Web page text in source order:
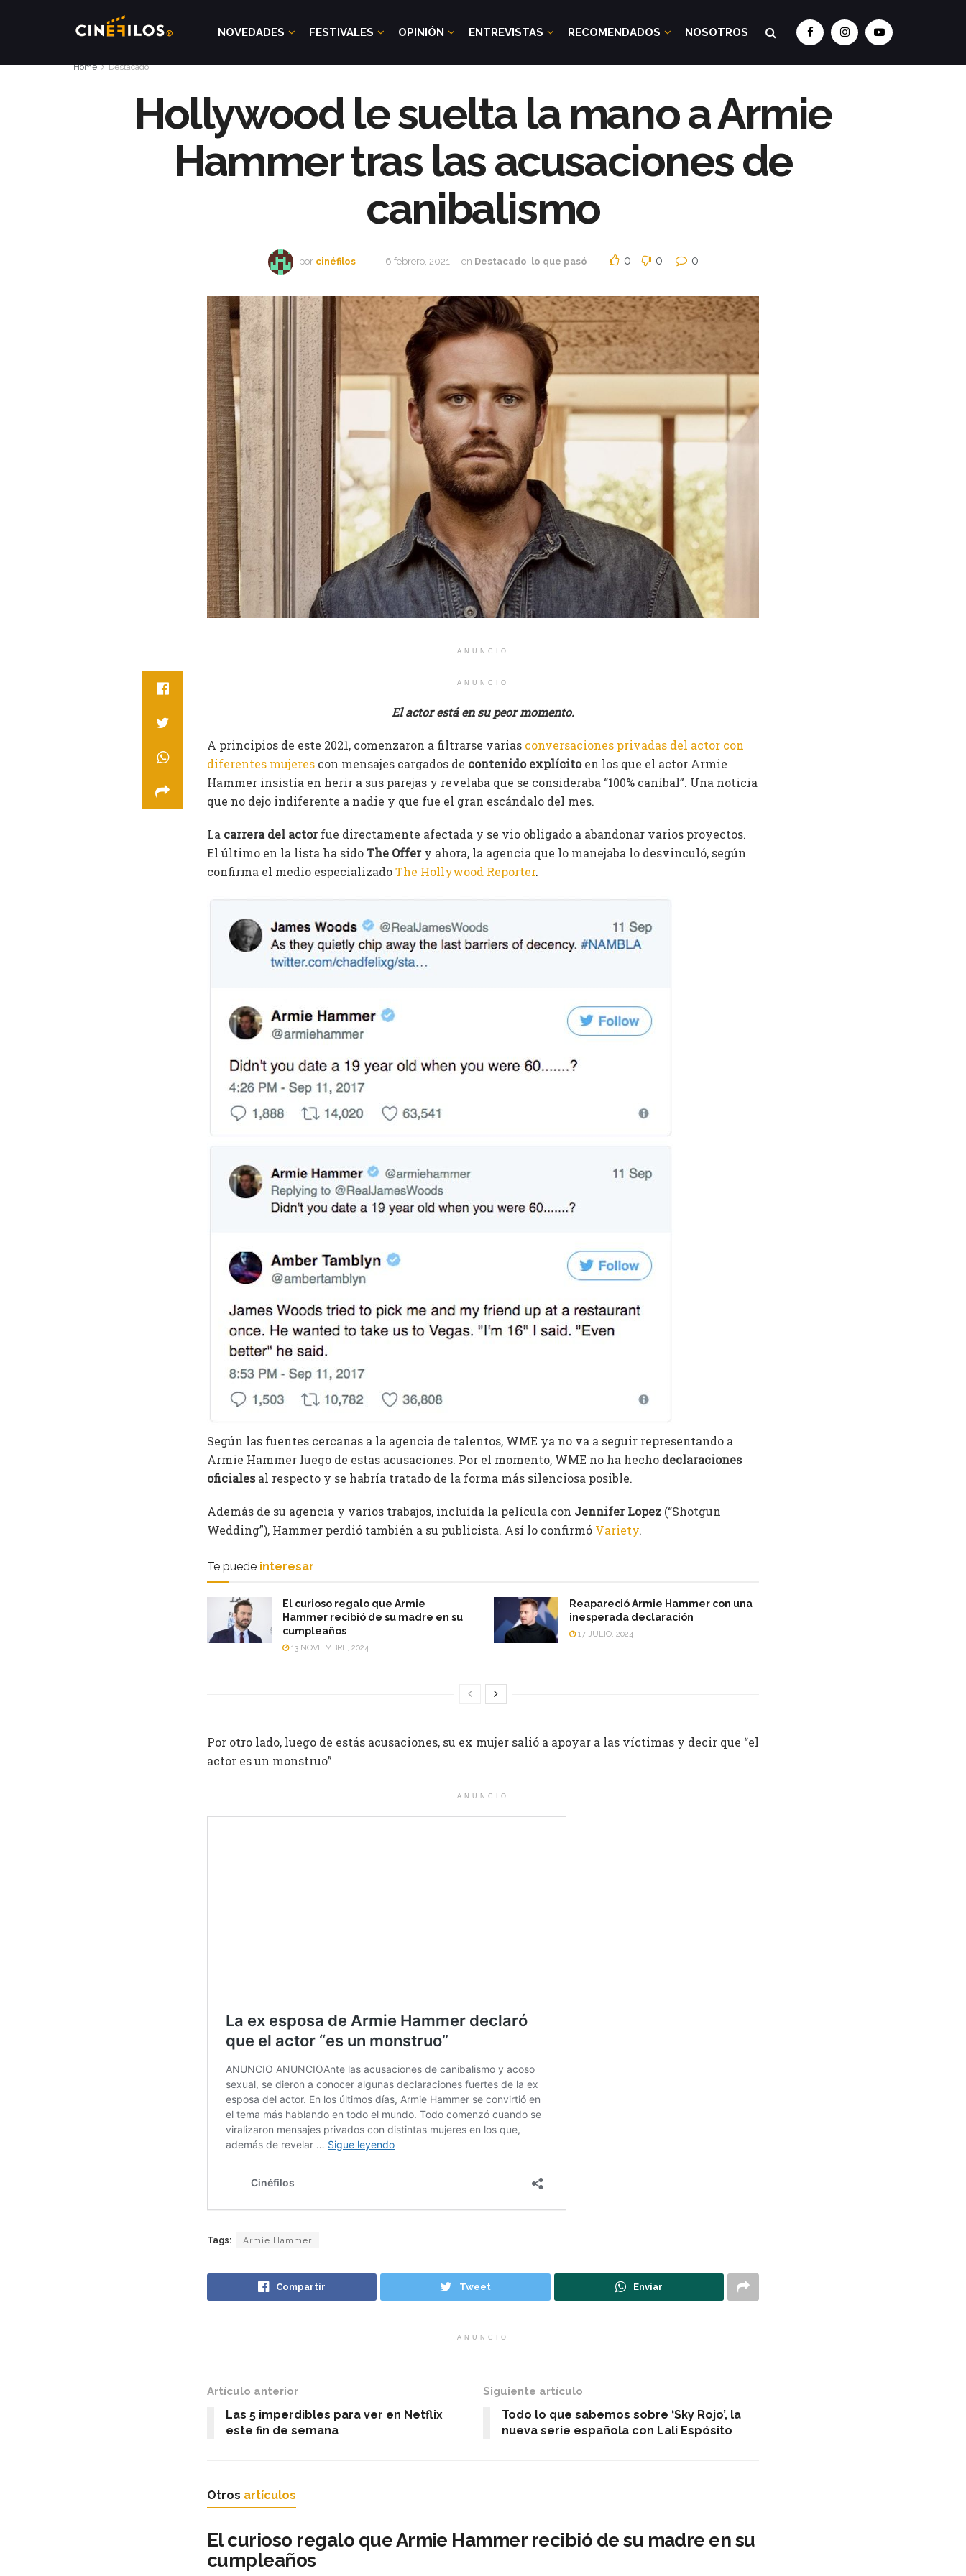
NOVEDADES FESTIVALES OPINIÓN ENTREVISTAS RECOMENDADOS NOSOTROS
Home Destacado
Hollywood le suelta la mano a Armie
Hammer tras las acusaciones de
canibalismo
por cinéfilos 6 febrero, 2021 en Destacado lo que pasó 0 0 0
ANUNCIO
ANUNCIO
El actor está en su peor momento.
A principios de este 2021, comenzaron a filtrarse varias conversaciones privadas del actor con
diferentes mujeres con mensajes cargados de contenido explícitoen los que el actor Armie
Hammer insistía en herir a sus parejas y revelaba que se consideraba “100% caníbal”. Una noticia
que no dejo indiferente a nadie y que fue el gran escándalo del mes.
La carrera del actorfue directamente afectada y se vio obligado a abandonar varios proyectos.
El último en la lista ha sidoThe Offery ahora, la agencia que lo manejaba lo desvinculó, según
confirma el medio especializadoThe Hollywood Reporter.
Según las fuentes cercanas a la agencia de talentos, WME ya no va a seguir representando a
Armie Hammer luego de estas acusaciones. Por el momento, WME no ha hecho declaraciones
oficialesal respecto y se habría tratado de la forma más silenciosa posible.
Además de su agencia y varios trabajos, incluída la película con Jennifer Lopez (“Shotgun
Wedding”), Hammer perdió también a su publicista. Así lo confirmó Variety.
Te puede interesar
El curioso regalo que Armie
Hammer recibió de su madre en su
cumpleaños
13 NOVIEMBRE, 2024
Reapareció Armie Hammer con una
inesperada declaración
17 JULIO, 2024
Por otro lado, luego de estás acusaciones, su ex mujer salió a apoyar a las víctimas y decir que “el
actor es un monstruo”
ANUNCIO
Tags: Armie Hammer
Compartir Tweet Enviar
ANUNCIO
Artículo anterior
Las 5 imperdibles para ver en Netflix
este fin de semana
Siguiente artículo
Todo lo que sabemos sobre ‘Sky Rojo’, la
nueva serie española con Lali Espósito
Otros artículos
El curioso regalo que Armie Hammer recibió de su madre en su
cumpleaños